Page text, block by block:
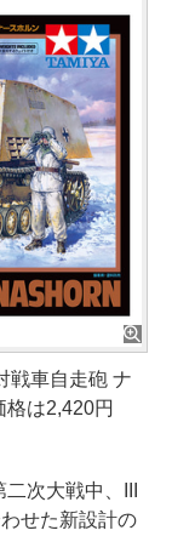
戦車自走砲 ナ
は2,420円
次大戦中、III
せた新設計の